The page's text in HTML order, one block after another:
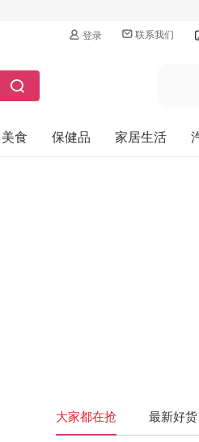
登录 联系我们
美食 保健品 家居生活
大家都在抢 最新好货